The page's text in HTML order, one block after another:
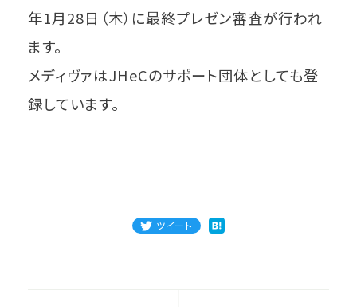
年1月28日（木）に最終プレゼン審査が行われ
ます。
メディヴァはJHeCのサポート団体としても登
録しています。
ツイート